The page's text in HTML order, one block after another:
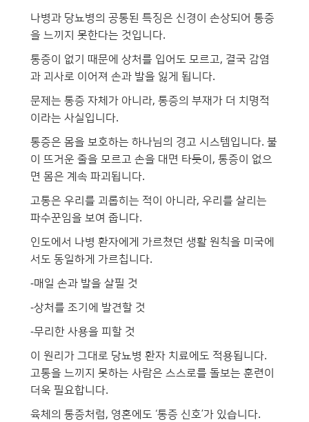
나병과 당뇨병의 공통된 특징은 신경이 손상되어 통증
을 느끼지 못한다는 것입니다.
통증이 없기 때문에 상처를 입어도 모르고, 결국 감염
과 괴사로 이어져 손과 발을 잃게 됩니다.
문제는 통증 자체가 아니라, 통증의 부재가 더 치명적
이라는 사실입니다.
통증은 몸을 보호하는 하나님의 경고 시스템입니다. 불
이 뜨거운 줄을 모르고 손을 대면 타듯이, 통증이 없으
면 몸은 계속 파괴됩니다.
고통은 우리를 괴롭히는 적이 아니라, 우리를 살리는
파수꾼임을 보여 줍니다.
인도에서 나병 환자에게 가르쳤던 생활 원칙을 미국에
서도 동일하게 가르칩니다.
-매일 손과 발을 살필 것
-상처를 조기에 발견할 것
-무리한 사용을 피할 것
이 원리가 그대로 당뇨병 환자 치료에도 적용됩니다.
고통을 느끼지 못하는 사람은 스스로를 돌보는 훈련이
더욱 필요합니다.
육체의 통증처럼, 영혼에도 ‘통증 신호’가 있습니다.